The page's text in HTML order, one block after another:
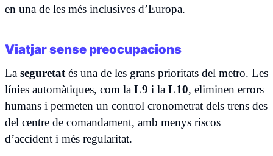
en una de les més inclusives d’Europa.
Viatjar sense preocupacions
La seguretat és una de les grans prioritats del metro. Les
línies automàtiques, com la L9 i la L10, eliminen errors
humans i permeten un control cronometrat dels trens des
del centre de comandament, amb menys riscos
d’accident i més regularitat.